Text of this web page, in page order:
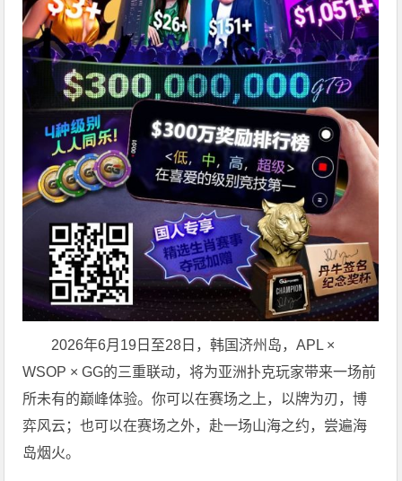
2026年6月19日至28日，韩国济州岛，APL ×
WSOP × GG的三重联动，将为亚洲扑克玩家带来一场前
所未有的巅峰体验。你可以在赛场之上，以牌为刃，博
弈风云；也可以在赛场之外，赴一场山海之约，尝遍海
岛烟火。